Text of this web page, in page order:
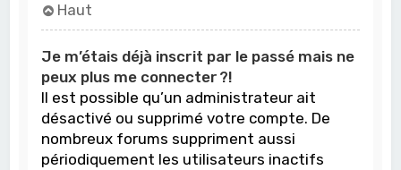
Haut
Je m’étais déjà inscrit par le passé mais ne
peux plus me connecter ?!
Il est possible qu’un administrateur ait
désactivé ou supprimé votre compte. De
nombreux forums suppriment aussi
périodiquement les utilisateurs inactifs